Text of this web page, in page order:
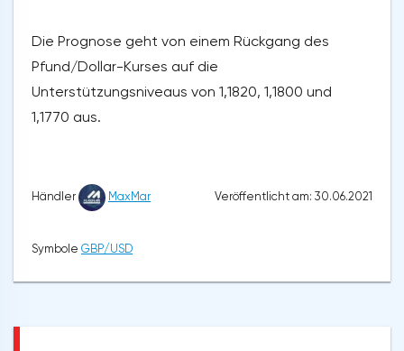
Die Prognose geht von einem Rückgang des
Pfund/Dollar-Kurses auf die
Unterstützungsniveaus von 1,1820, 1,1800 und
1,1770 aus.
Händler MaxMar Veröffentlicht am: 30.06.2021
Symbole GBP/USD